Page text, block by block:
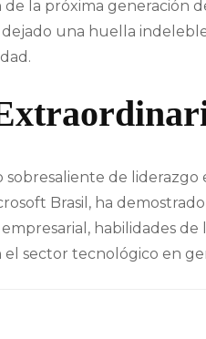
la próxima generación
una huella
sobresaliente de
Brasil, ha
habilidades
el sector tecnológico en